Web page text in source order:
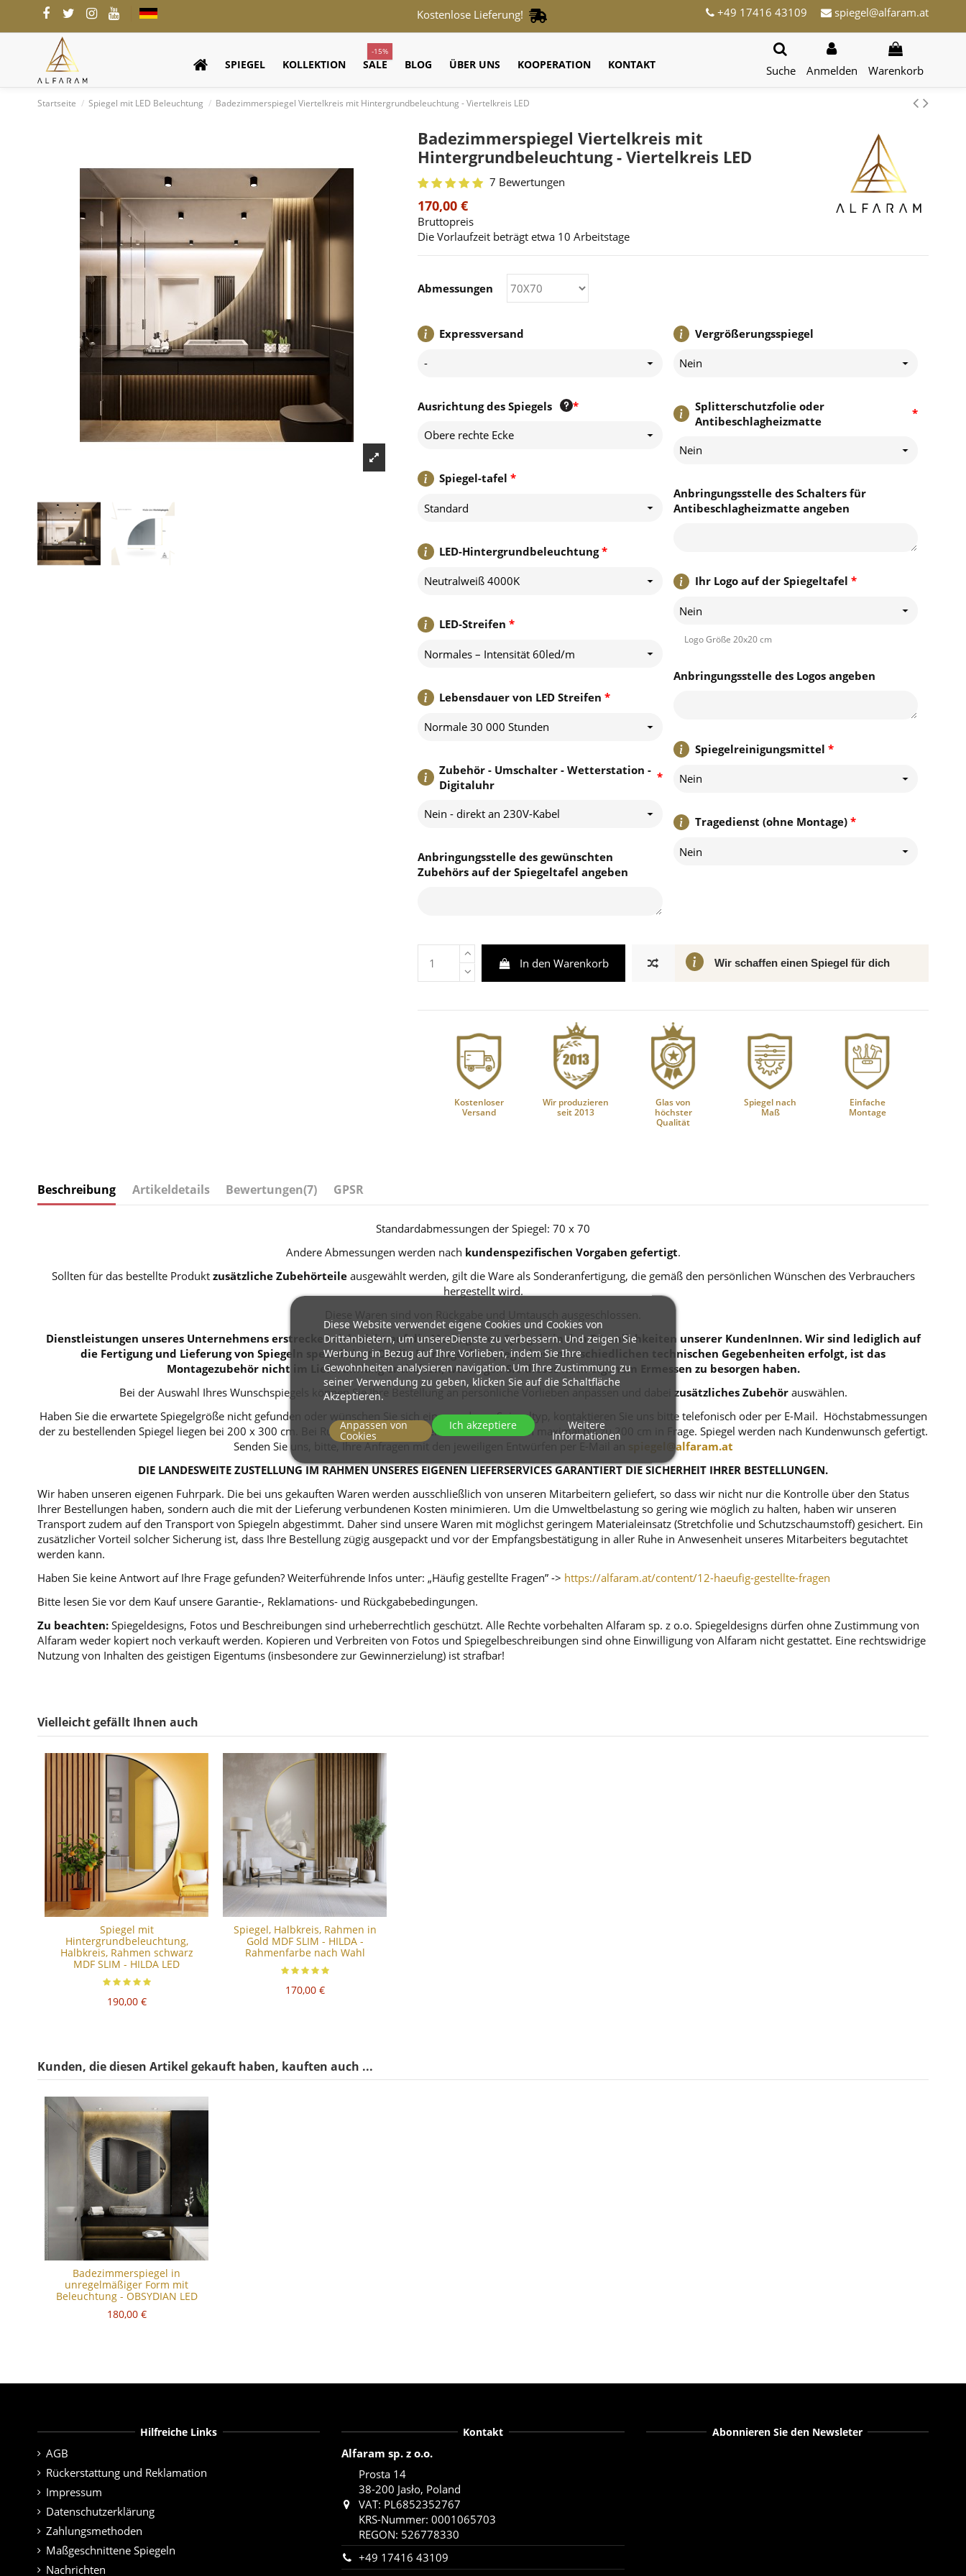
Kostenlose Lieferung! +49 17416 43109 spiegel@alfaram.at
SPIEGEL KOLLEKTION SALE
-15%
BLOG ÜBER UNS KOOPERATION KONTAKT Suche Anmelden Warenkorb
Startseite Spiegel mit LED Beleuchtung Badezimmerspiegel Viertelkreis mit Hintergrundbeleuchtung - Viertelkreis LED
Badezimmerspiegel Viertelkreis mit
Hintergrundbeleuchtung - Viertelkreis LED
7 Bewertungen
170,00 €
Bruttopreis
Die Vorlaufzeit beträgt etwa 10 Arbeitstage
Expressversand
-
*
Ausrichtung des Spiegels
Obere rechte Ecke
*
Spiegel-tafel
Standard
*
LED-Hintergrundbeleuchtung
Neutralweiß 4000K
*
LED-Streifen
Normales – Intensität 60led/m
*
Lebensdauer von LED Streifen
Normale 30 000 Stunden
*
Zubehör - Umschalter - Wetterstation -
Digitaluhr
Nein - direkt an 230V-Kabel
Anbringungsstelle des gewünschten
Zubehörs auf der Spiegeltafel angeben
Vergrößerungsspiegel
Nein
*
Splitterschutzfolie oder
Antibeschlagheizmatte
Nein
Anbringungsstelle des Schalters für
Antibeschlagheizmatte angeben
*
Ihr Logo auf der Spiegeltafel
Nein
Logo Größe 20x20 cm
Anbringungsstelle des Logos angeben
*
Spiegelreinigungsmittel
Nein
*
Tragedienst (ohne Montage)
Nein
Abmessungen
In den Warenkorb Wir schaffen einen Spiegel für dich
Kostenloser
Versand
Wir produzieren
seit 2013
Glas von
höchster
Qualität
Spiegel nach
Maß
Einfache
Montage
Beschreibung Artikeldetails Bewertungen(7) GPSR
Standardabmessungen der Spiegel: 70 x 70
Andere Abmessungen werden nach kundenspezifischen Vorgaben gefertigt.
Sollten für das bestellte Produkt zusätzliche Zubehörteileausgewählt werden, gilt die Ware als Sonderanfertigung, die gemäß den persönlichen Wünschen des Verbrauchers
hergestellt wird.
Diese Waren sind von Rückgabe und Umtausch ausgeschlossen.
Dienstleistungen unseres Unternehmens erstrecken sich nicht auf die Montage von Spiegeln in den Räumlichkeiten unserer KundenInnen. Wir sind lediglich auf
die Fertigung und Lieferung von Spiegeln spezialisiert. Da die Montage der Spiegel bei unterschiedlichen technischen Gegebenheiten erfolgt, ist das
Montagezubehör nicht im Lieferumfang enthalten, weswegen Sie dieses nach eigenem Ermessen zu besorgen haben.
Bei der Auswahl Ihres Wunschspiegels können Sie Ihre Bestellung an persönliche Vorlieben anpassen und dabei zusätzliches Zubehörauswählen.
Haben Sie die erwartete Spiegelgröße nicht gefunden oder wünschen Sie sich einen anderen Spiegeltyp, kontaktieren Sie uns bitte telefonisch oder per E-Mail. Höchstabmessungen
der zu bestellenden Spiegel liegen bei 200 x 300 cm. Bei Rundspiegeln kommt ein Durchmesser von maximal bis zu 200 cm in Frage. Spiegel werden nach Kundenwunsch gefertigt.
Senden Sie uns, bitte, Ihre Anfragen mit den jeweiligen Entwürfen per E-Mail an
spiegel@alfaram.at
DIE LANDESWEITE ZUSTELLUNG IM RAHMEN UNSERES EIGENEN LIEFERSERVICES GARANTIERT DIE SICHERHEIT IHRER BESTELLUNGEN.
Wir haben unseren eigenen Fuhrpark. Die bei uns gekauften Waren werden ausschließlich von unseren Mitarbeitern geliefert, so dass wir nicht nur die Kontrolle über den Status
Ihrer Bestellungen haben, sondern auch die mit der Lieferung verbundenen Kosten minimieren. Um die Umweltbelastung so gering wie möglich zu halten, haben wir unseren
Transport zudem auf den Transport von Spiegeln abgestimmt. Daher sind unsere Waren mit möglichst geringem Materialeinsatz (Stretchfolie und Schutzschaumstoff) gesichert. Ein
zusätzlicher Vorteil solcher Sicherung ist, dass Ihre Bestellung zügig ausgepackt und vor der Empfangsbestätigung in aller Ruhe in Anwesenheit unseres Mitarbeiters begutachtet
werden kann.
Haben Sie keine Antwort auf Ihre Frage gefunden? Weiterführende Infos unter: „Häufig gestellte Fragen” -> https://alfaram.at/content/12-haeufig-gestellte-fragen
Bitte lesen Sie vor dem Kauf unsere Garantie-, Reklamations- und Rückgabebedingungen.
Zu beachten: Spiegeldesigns, Fotos und Beschreibungen sind urheberrechtlich geschützt. Alle Rechte vorbehalten Alfaram sp. z o.o. Spiegeldesigns dürfen ohne Zustimmung von
Alfaram weder kopiert noch verkauft werden. Kopieren und Verbreiten von Fotos und Spiegelbeschreibungen sind ohne Einwilligung von Alfaram nicht gestattet. Eine rechtswidrige
Nutzung von Inhalten des geistigen Eigentums (insbesondere zur Gewinnerzielung) ist strafbar!
Vielleicht gefällt Ihnen auch
Spiegel mit
Hintergrundbeleuchtung,
Halbkreis, Rahmen schwarz
MDF SLIM - HILDA LED
190,00 €
Spiegel, Halbkreis, Rahmen in
Gold MDF SLIM - HILDA -
Rahmenfarbe nach Wahl
170,00 €
Kunden, die diesen Artikel gekauft haben, kauften auch ...
Badezimmerspiegel in
unregelmäßiger Form mit
Beleuchtung - OBSYDIAN LED
180,00 €
Hilfreiche Links
AGB
Rückerstattung und Reklamation
Impressum
Datenschutzerklärung
Zahlungsmethoden
Maßgeschnittene Spiegeln
Nachrichten
Kontakt
Alfaram sp. z o.o.
Prosta 14
38-200 Jasło, Poland
VAT: PL6852352767
KRS-Nummer: 0001065703
REGON: 526778330
+49 17416 43109
Diese Website verwendet eigene Cookies und Cookies von
Drittanbietern, um unsereDienste zu verbessern. Und zeigen Sie
Werbung in Bezug auf Ihre Vorlieben, indem Sie Ihre
Gewohnheiten analysieren navigation. Um Ihre Zustimmung zu
seiner Verwendung zu geben, klicken Sie auf die Schaltfläche
Akzeptieren.
Weitere
Informationen
Anpassen von
Cookies
Ich akzeptiere
Abonnieren Sie den Newsleter